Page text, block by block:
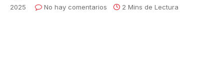
2025
No hay comentarios 2 Mins de Lectura